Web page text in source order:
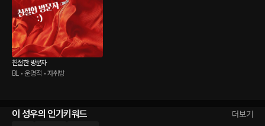
친절한 방문자
BL • 운명적 • 자취방
이 성우의 인기키워드 더보기